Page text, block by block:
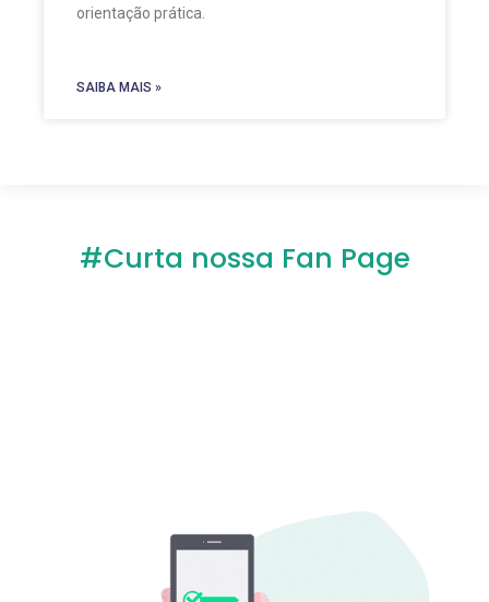
orientação prática.
SAIBA MAIS »
#Curta nossa Fan Page